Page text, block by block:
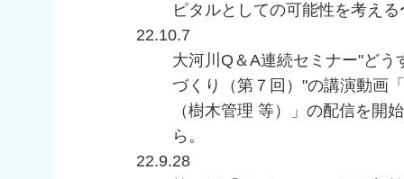
ピタルとしての可能性を考え
22.10.7
大河川Q＆A連続セミナー"ど
づくり（第７回）"の講演動画
（樹木管理 等）」の配信を開
ら。
22.9.28